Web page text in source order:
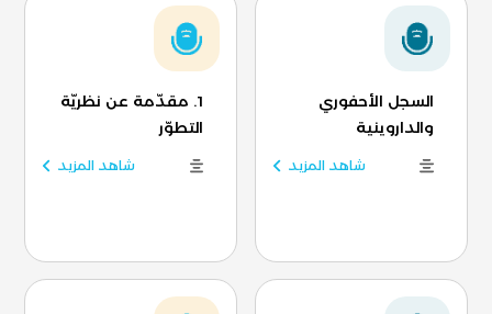
السجل الأحفوري
والداروينية
شاهد المزيد
1. مقدّمة عن نظريّة
التطوّر
شاهد المزيد